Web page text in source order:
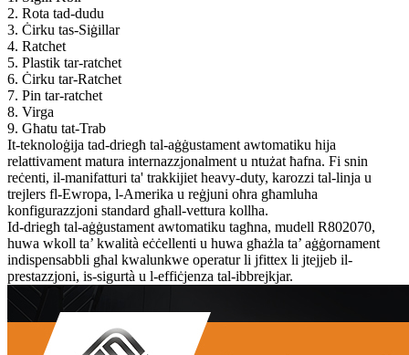
2. Rota tad-dudu
3. Ċirku tas-Siġillar
4. Ratchet
5. Plastik tar-ratchet
6. Ċirku tar-Ratchet
7. Pin tar-ratchet
8. Virga
9. Għatu tat-Trab
It-teknoloġija tad-driegħ tal-aġġustament awtomatiku hija
relattivament matura internazzjonalment u ntużat ħafna. Fi snin
reċenti, il-manifatturi ta' trakkijiet heavy-duty, karozzi tal-linja u
trejlers fl-Ewropa, l-Amerika u reġjuni oħra għamluha
konfigurazzjoni standard għall-vettura kollha.
Id-driegħ tal-aġġustament awtomatiku tagħna, mudell R802070,
huwa wkoll ta’ kwalità eċċellenti u huwa għażla ta’ aġġornament
indispensabbli għal kwalunkwe operatur li jfittex li jtejjeb il-
prestazzjoni, is-sigurtà u l-effiċjenza tal-ibbrejkjar.